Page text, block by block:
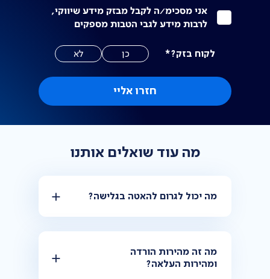
אני מסכימ/ה לקבל מבזק מידע שיווקי,
לרבות מידע לגבי הטבות מספקים
לקוח בזק?* כן לא
חזרו אליי
מה עוד שואלים אותנו
מה יכול לגרום להאטה בגלישה?
מה זה מהירות הורדה
ומהירות העלאה?